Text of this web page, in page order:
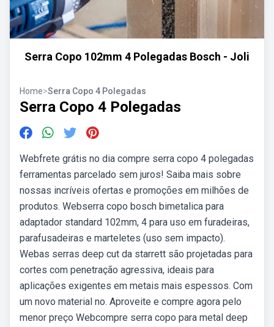
Serra Copo 102mm 4 Polegadas Bosch - Joli
Home>Serra Copo 4 Polegadas
Serra Copo 4 Polegadas
Webfrete grátis no dia compre serra copo 4 polegadas
ferramentas parcelado sem juros! Saiba mais sobre
nossas incríveis ofertas e promoções em milhões de
produtos. Webserra copo bosch bimetalica para
adaptador standard 102mm, 4 para uso em furadeiras,
parafusadeiras e marteletes (uso sem impacto).
Webas serras deep cut da starrett são projetadas para
cortes com penetração agressiva, ideais para
aplicações exigentes em metais mais espessos. Com
um novo material no. Aproveite e compre agora pelo
menor preço Webcompre serra copo para metal deep